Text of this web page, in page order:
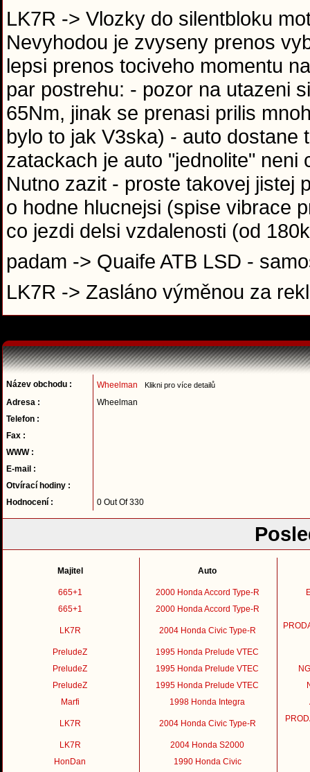
LK7R -> Vlozky do silentbloku
Nevyhodou je zvyseny prenos
lepsi prenos tociveho momentu
par postrehu: - pozor na utazeni
65Nm, jinak se prenasi prilis
bylo to jak V3ska) - auto dostane
zatackach je auto "jednolite"
Nutno zazit - proste takovej jistej
o hodne hlucnejsi (spise vibrace
co jezdi delsi vzdalenosti (od
padam -> Quaife ATB LSD -
LK7R -> Zasláno výměnou za
Název obchodu : Wheelman Klikni pro více detailů
Adresa :
Wheelman
Telefon :
Fax :
WWW :
E-mail :
Otvírací hodiny :
Hodnocení :
0 Out Of 330
Majitel Auto
665+1 2000 Honda Accord Type-R
665+1
2000 Honda Accord Type-R
LK7R 2004 Honda Civic Type-R
PreludeZ
1995 Honda Prelude VTEC
PreludeZ
1995 Honda Prelude VTEC
PreludeZ
1995 Honda Prelude VTEC
Marfi
1998 Honda Integra
LK7R 2004 Honda Civic Type-R
LK7R
2004 Honda S2000
HonDan
1990 Honda Civic